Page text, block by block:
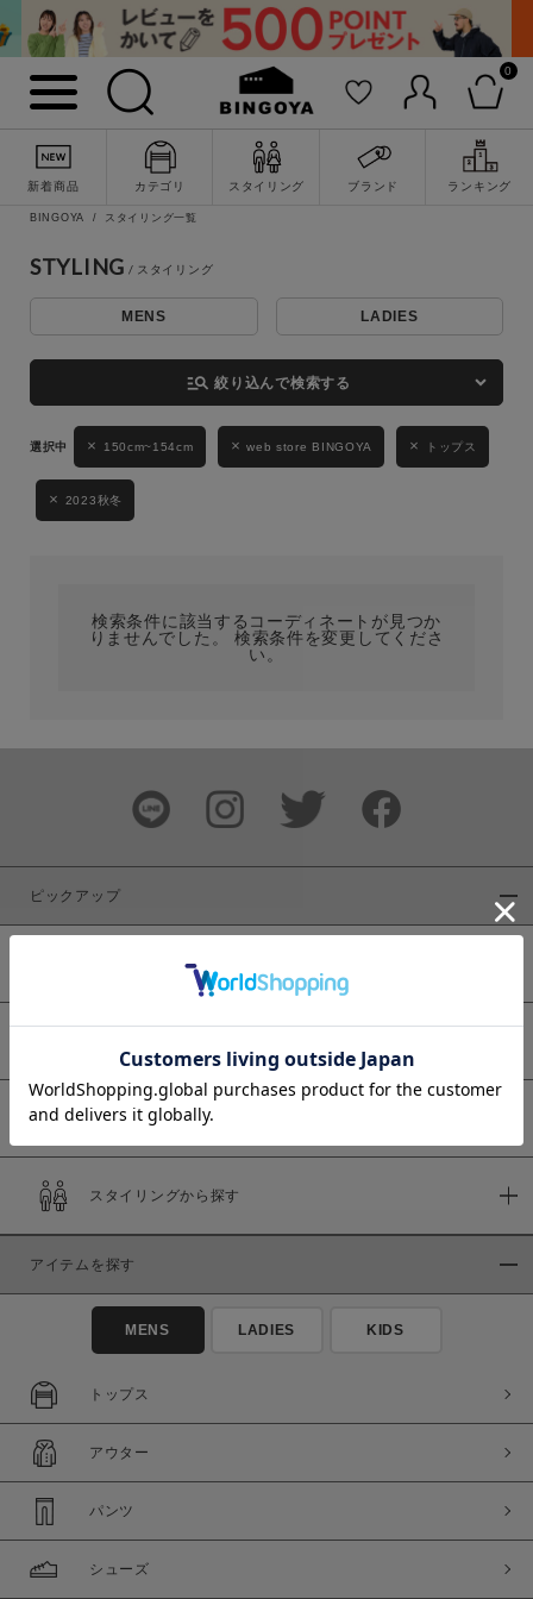
0
新着商品 カテゴリ スタイリング ブランド ランキング
詳細検索
性別
MENS
価格
商品タイプ
通常商品
在庫
BINGOYA スタイリング一覧
STYLING
MENS LADIES
manage_search 絞り込んで検索する
150cm~154cm web store BINGOYA トップス
2023秋冬
検索条件に該当するコーディネートが見つか
りませんでした。 検索条件を変更してくださ
い。
ピックアップ
予約商品
スタイリングから探す
アイテムを探す
MENS LADIES KIDS
トップス
アウター
パンツ
シューズ